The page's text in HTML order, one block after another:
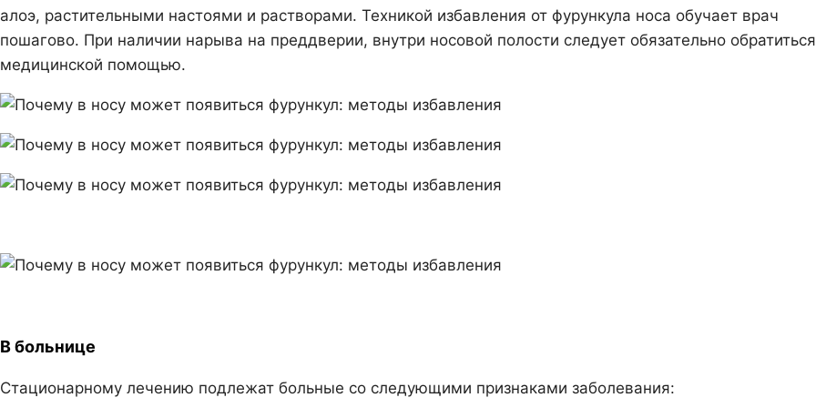
алоэ, растительными настоями и растворами. Техникой избавления от фурункула носа обучает врач
пошагово. При наличии нарыва на преддверии, внутри носовой полости следует обязательно
медицинской помощью.
В больнице
Стационарному лечению подлежат больные со следующими признаками заболевания: